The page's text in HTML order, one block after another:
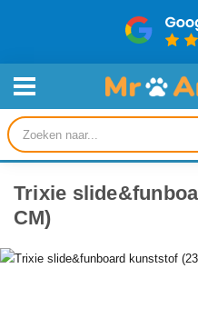
Producten
zoeken
Trixie
CM)